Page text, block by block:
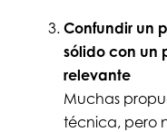
Confundir un
sólido con un
relevante
Muchas
técnica, pero